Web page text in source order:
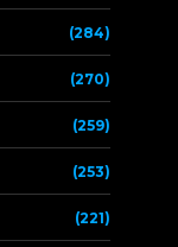
(284)
(270)
(259)
(253)
(221)